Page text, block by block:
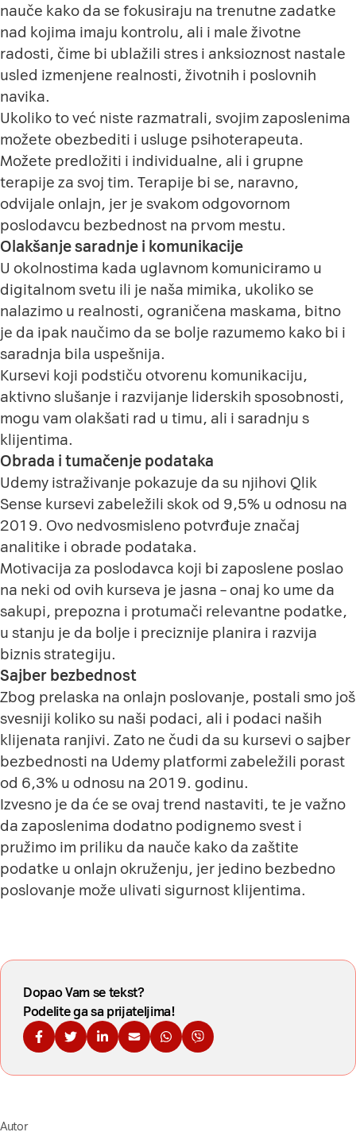
nauče kako da se fokusiraju na trenutne zadatke
nad kojima imaju kontrolu, ali i male životne
radosti, čime bi ublažili stres i anksioznost nastale
usled izmenjene realnosti, životnih i poslovnih
navika.
Ukoliko to već niste razmatrali, svojim zaposlenima
možete obezbediti i usluge psihoterapeuta.
Možete predložiti i individualne, ali i grupne
terapije za svoj tim. Terapije bi se, naravno,
odvijale onlajn, jer je svakom odgovornom
poslodavcu bezbednost na prvom mestu.
Olakšanje saradnje i komunikacije
U okolnostima kada uglavnom komuniciramo u
digitalnom svetu ili je naša mimika, ukoliko se
nalazimo u realnosti, ograničena maskama, bitno
je da ipak naučimo da se bolje razumemo kako bi i
saradnja bila uspešnija.
Kursevi koji podstiču otvorenu komunikaciju,
aktivno slušanje i razvijanje liderskih sposobnosti,
mogu vam olakšati rad u timu, ali i saradnju s
klijentima.
Obrada i tumačenje podataka
Udemy istraživanje pokazuje da su njihovi Qlik
Sense kursevi zabeležili skok od 9,5% u odnosu na
2019. Ovo nedvosmisleno potvrđuje značaj
analitike i obrade podataka.
Motivacija za poslodavca koji bi zaposlene poslao
na neki od ovih kurseva je jasna – onaj ko ume da
sakupi, prepozna i protumači relevantne podatke,
u stanju je da bolje i preciznije planira i razvija
biznis strategiju.
Sajber bezbednost
Zbog prelaska na onlajn poslovanje, postali smo još
svesniji koliko su naši podaci, ali i podaci naših
klijenata ranjivi. Zato ne čudi da su kursevi o sajber
bezbednosti na Udemy platformi zabeležili porast
od 6,3% u odnosu na 2019. godinu.
Izvesno je da će se ovaj trend nastaviti, te je važno
da zaposlenima dodatno podignemo svest i
pružimo im priliku da nauče kako da zaštite
podatke u onlajn okruženju, jer jedino bezbedno
poslovanje može ulivati sigurnost klijentima.
Dopao Vam se tekst?
Podelite ga sa prijateljima!
Podelite na Fejsbuku
Podelite na Tviteru
Podelite na Linkdinu
Podelite na imejl
Podelite na WhatsApp
Podelite na Viberu
Autor